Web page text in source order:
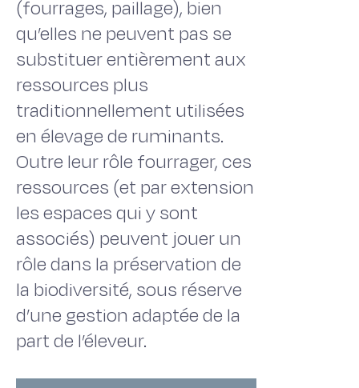
(fourrages, paillage), bien
qu’elles ne peuvent pas se
substituer entièrement aux
ressources plus
traditionnellement utilisées
en élevage de ruminants.
Outre leur rôle fourrager, ces
ressources (et par extension
les espaces qui y sont
associés) peuvent jouer un
rôle dans la préservation de
la biodiversité, sous réserve
d’une gestion adaptée de la
part de l’éleveur.